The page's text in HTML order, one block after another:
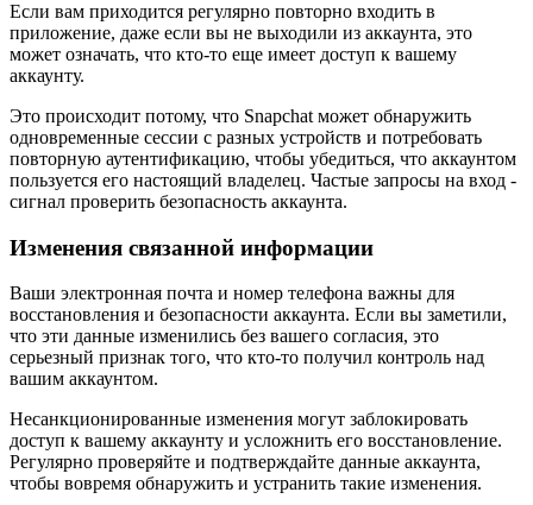
Если вам приходится регулярно повторно входить в
приложение, даже если вы не выходили из аккаунта, это
может означать, что кто-то еще имеет доступ к вашему
аккаунту.
Это происходит потому, что Snapchat может обнаружить
одновременные сессии с разных устройств и потребовать
повторную аутентификацию, чтобы убедиться, что аккаунтом
пользуется его настоящий владелец. Частые запросы на вход -
сигнал проверить безопасность аккаунта.
Изменения связанной информации
Ваши электронная почта и номер телефона важны для
восстановления и безопасности аккаунта. Если вы заметили,
что эти данные изменились без вашего согласия, это
серьезный признак того, что кто-то получил контроль над
вашим аккаунтом.
Несанкционированные изменения могут заблокировать
доступ к вашему аккаунту и усложнить его восстановление.
Регулярно проверяйте и подтверждайте данные аккаунта,
чтобы вовремя обнаружить и устранить такие изменения.